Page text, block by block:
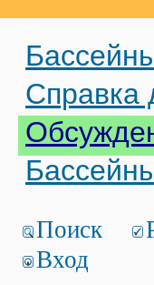
Справка
Поиск
Вход